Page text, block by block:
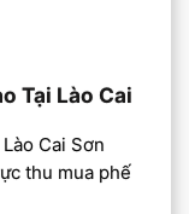
Tại Lào Cai
Cai Sơn
thu mua phế